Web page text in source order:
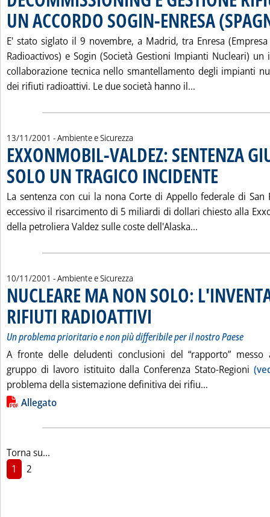
UN ACCORDO SOGIN-ENRESA
E' stato siglato il 9 novembre, a Madrid, tra Enresa
Radioactivos) e Sogin (Società Gestioni Impianti Nucleari)
collaborazione tecnica nello smantellamento degli impianti
dei rifiuti radioattivi. Le due società hanno il...
13/11/2001 - Ambiente e Sicurezza
EXXONMOBIL-VALDEZ: SENTENZA
SOLO UN TRAGICO INCIDENTE
. Pubblicata martedì 13 novembre 2001 alle 15.23.
La sentenza con cui la nona Corte di Appello federale di San
eccessivo il risarcimento di 5 miliardi di dollari chiesto alla
della petroliera Valdez sulle coste dell'Alaska...
10/11/2001 - Ambiente e Sicurezza
NUCLEARE MA NON SOLO:
RIFIUTI RADIOATTIVI
Un problema prioritario e non più differibile per il nostro Paese
A fronte delle deludenti conclusioni del “rapporto”
gruppo di lavoro istituito dalla Conferenza Stato-Regioni
problema della sistemazione definitiva dei rifiu...
Lista allegati PDF alla notizia
Allegato
Torna su...
1
2